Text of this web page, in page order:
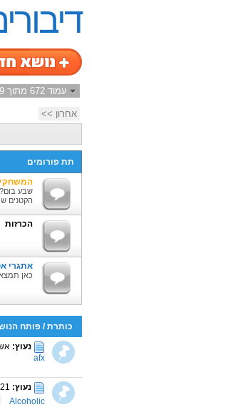
עמוד 672 מתוך 2279
אחרון >>
תת פורומים
שבע
הקטנים
הכרזות
אתגרי
כאן
כותרת/ פותח
נעוץ:
afx
נעוץ: 21 אלף הודעות
Alcoholic